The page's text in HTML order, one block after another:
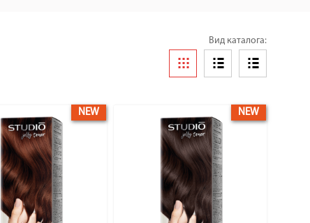
Вид каталога:
NEW NEW